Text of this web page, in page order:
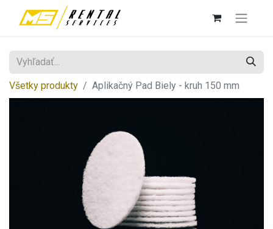
Všetky produkty Aplikačný Pad Biely - kruh 150 mm